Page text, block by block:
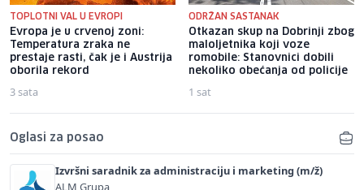
TOPLOTNI VAL U EVROPI
Evropa je u crvenoj zoni:
Temperatura zraka ne
prestaje rasti, čak je i Austrija
oborila rekord
3 sata
ODRŽAN SASTANAK
Otkazan skup na Dobrinji zbog
maloljetnika koji voze
romobile: Stanovnici dobili
nekoliko obećanja od policije
1 sat
Oglasi za posao
Izvršni saradnik za administraciju i marketing (m/ž)
ALM Grupa